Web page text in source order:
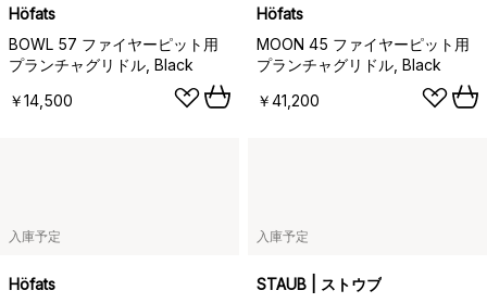
Höfats
BOWL 57 ファイヤーピット用
プランチャグリドル, Black
￥14,500
Höfats
MOON 45 ファイヤーピット用
プランチャグリドル, Black
￥41,200
入庫予定
Höfats
入庫予定
STAUB | ストウブ